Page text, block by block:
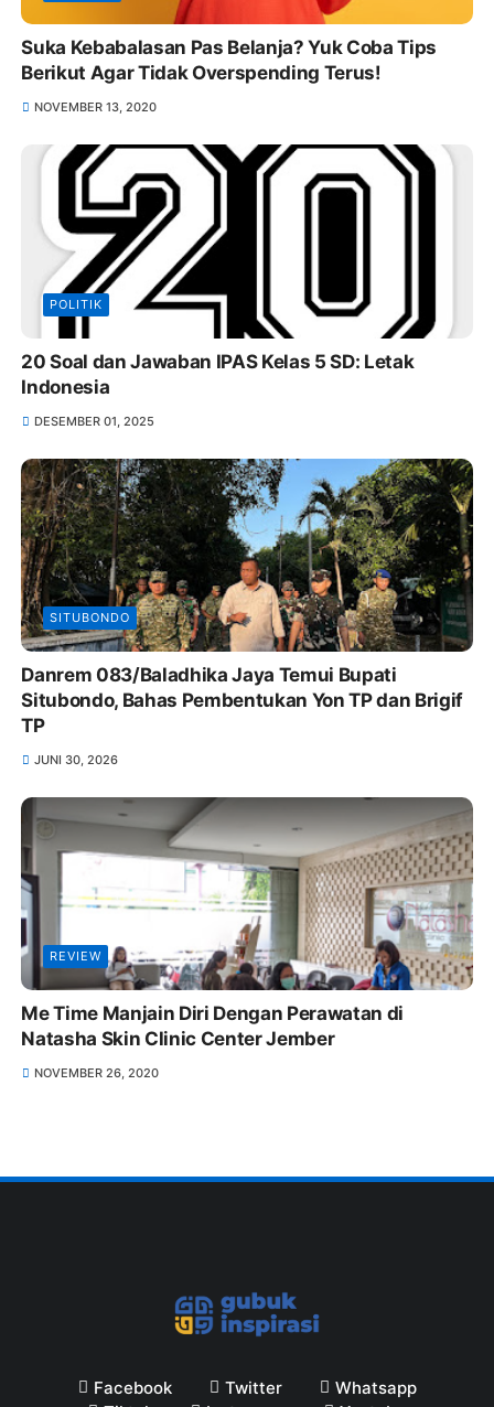
Suka Kebabalasan Pas Belanja? Yuk Coba Tips
Berikut Agar Tidak Overspending Terus!
NOVEMBER 13, 2020
POLITIK
20 Soal dan Jawaban IPAS Kelas 5 SD: Letak
Indonesia
DESEMBER 01, 2025
SITUBONDO
Danrem 083/Baladhika Jaya Temui Bupati
Situbondo, Bahas Pembentukan Yon TP dan Brigif
TP
JUNI 30, 2026
REVIEW
Me Time Manjain Diri Dengan Perawatan di
Natasha Skin Clinic Center Jember
NOVEMBER 26, 2020
Facebook Twitter
Whatsapp